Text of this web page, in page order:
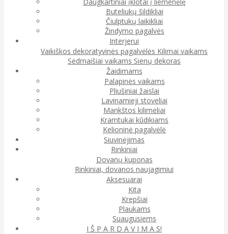
Buteliukų šildikliai
Čiulptukų laikikliai
Žindymo pagalvės
Interjerui
Vaikiškos dekoratyvinės pagalvėlės Kilimai vaikams
Sėdmaišiai vaikams Sienų dekoras
Žaidimams
Palapinės vaikams
Pliušiniai žaislai
Lavinamieji stoveliai
Mankštos kilimėliai
Kramtukai kūdikiams
Kelioninė pagalvėlė
Siuvinėjimas
Rinkiniai
Dovanų kuponas
Rinkiniai, dovanos naujagimiui
Aksesuarai
Kita
Krepšiai
Plaukams
Suaugusiems
I Š P A R D A V I M A S!